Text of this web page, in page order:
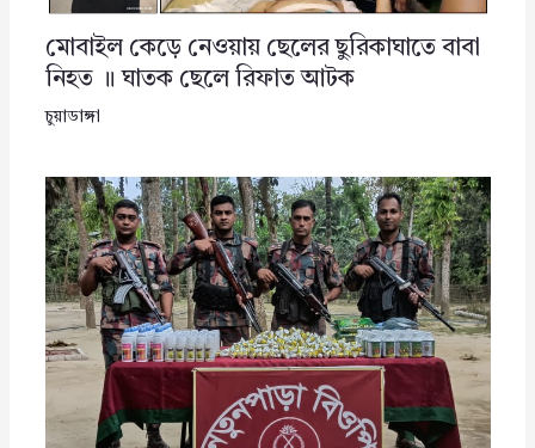
মোবাইল কেড়ে নেওয়ায় ছেলের ছুরিকাঘাতে বাবা
নিহত ॥ ঘাতক ছেলে রিফাত আটক
চুয়াডাঙ্গা